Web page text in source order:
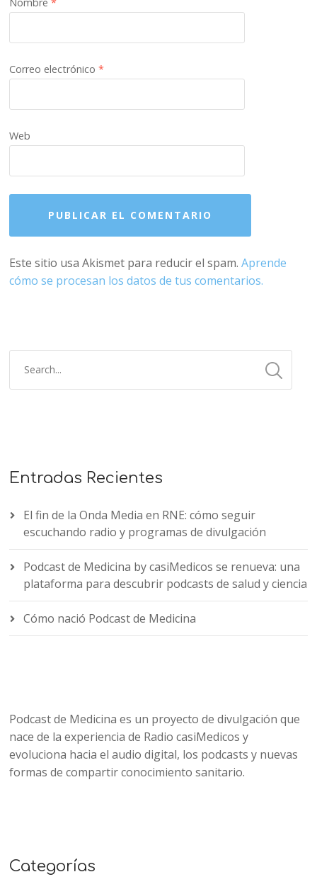
Correo electrónico*
Web
Este sitio usa Akismet para reducir el spam.Aprende
cómo se procesan los datos de tus comentarios.
Entradas Recientes
El fin de la Onda Media en RNE: cómo seguir
escuchando radio y programas de divulgación
Podcast de Medicina by casiMedicos se renueva: una
plataforma para descubrir podcasts de salud y ciencia
Cómo nació Podcast de Medicina
Podcast de Medicina es un proyecto de divulgación que
nace de la experiencia de Radio casiMedicos y
evoluciona hacia el audio digital, los podcasts y nuevas
formas de compartir conocimiento sanitario.
Categorías